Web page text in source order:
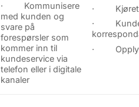
· Kommunisere
med kunden og
svare på
forespørsler som
kommer inn til
kundeservice via
telefon eller i digitale
kanaler
·
·
·